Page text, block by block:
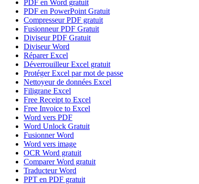
PDF en Word gratuit
PDF en PowerPoint Gratuit
Compresseur PDF gratuit
Fusionneur PDF Gratuit
Diviseur PDF Gratuit
Diviseur Word
Réparer Excel
Déverrouilleur Excel gratuit
Protéger Excel par mot de passe
Nettoyeur de données Excel
Filigrane Excel
Free Receipt to Excel
Free Invoice to Excel
Word vers PDF
Word Unlock Gratuit
Fusionner Word
Word vers image
OCR Word gratuit
Comparer Word gratuit
Traducteur Word
PPT en PDF gratuit